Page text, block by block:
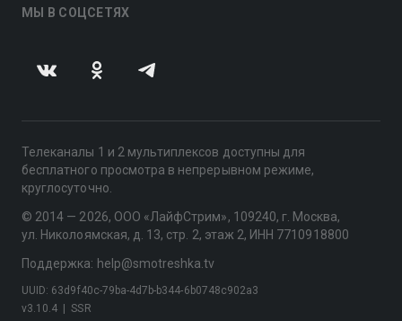
МЫ В СОЦСЕТЯХ
Телеканалы 1 и 2 мультиплексов доступны для
бесплатного просмотра в непрерывном режиме,
круглосуточно.
© 2014 — 2026, ООО «ЛайфСтрим», 109240, г. Москва,
ул. Николоямская, д. 13, стр. 2, этаж 2, ИНН 7710918800
Поддержка: help@smotreshka.tv
v3.10.4 SSR
UUID: 63d9f40c-79ba-4d7b-b344-6b0748c902a3